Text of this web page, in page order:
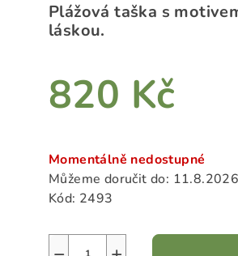
je
0,0
5
hvězdiček.
Plážová taška s
láskou.
820 Kč
cena:
Momentálně nedostupné
Můžeme doručit do: 11.8.2026
Kód: 2493